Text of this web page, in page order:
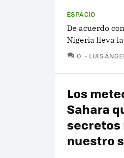
ESPACIO
De acuerdo
Nigeria lleva
0
LUIS
Los
Sahara
secretos
nuestro